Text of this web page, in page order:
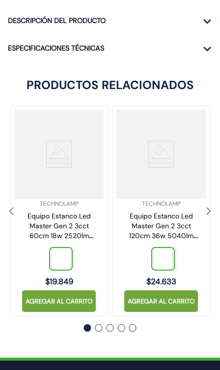
DESCRIPCIÓN DEL PRODUCTO
ESPECIFICACIONES TÉCNICAS
PRODUCTOS RELACIONADOS
TECHNOLAMP
Equipo Estanco Led
Master Gen 2 3cct
60cm 18w 2520lm
Ip65
$19.849
AGREGAR AL CARRITO
TECHNOLAMP
Equipo Estanco Led
Master Gen 2 3cct
120cm 36w 5040lm
Ip65
$24.633
AGREGAR AL CARRITO